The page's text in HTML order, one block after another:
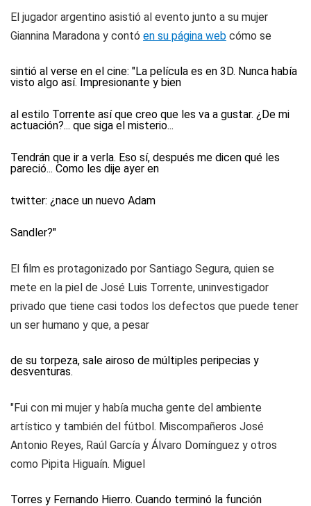
El jugador argentino asistió al evento junto a su mujer
Giannina Maradona y contó en su página web cómo se
sintió al verse en el cine: "La película es en 3D. Nunca había
visto algo así. Impresionante y bien
al estilo Torrente así que creo que les va a gustar. ¿De mi
actuación?... que siga el misterio...
Tendrán que ir a verla. Eso sí, después me dicen qué les
pareció... Como les dije ayer en
twitter: ¿nace un nuevo Adam
Sandler?"
El film es protagonizado por Santiago Segura, quien se
mete en la piel de José Luis Torrente, uninvestigador
privado que tiene casi todos los defectos que puede tener
un ser humano y que, a pesar
de su torpeza, sale airoso de múltiples peripecias y
desventuras.
"Fui con mi mujer y había mucha gente del ambiente
artístico y también del fútbol. Miscompañeros José
Antonio Reyes, Raúl García y Álvaro Domínguez y otros
como Pipita Higuaín. Miguel
Torres y Fernando Hierro. Cuando terminó la función